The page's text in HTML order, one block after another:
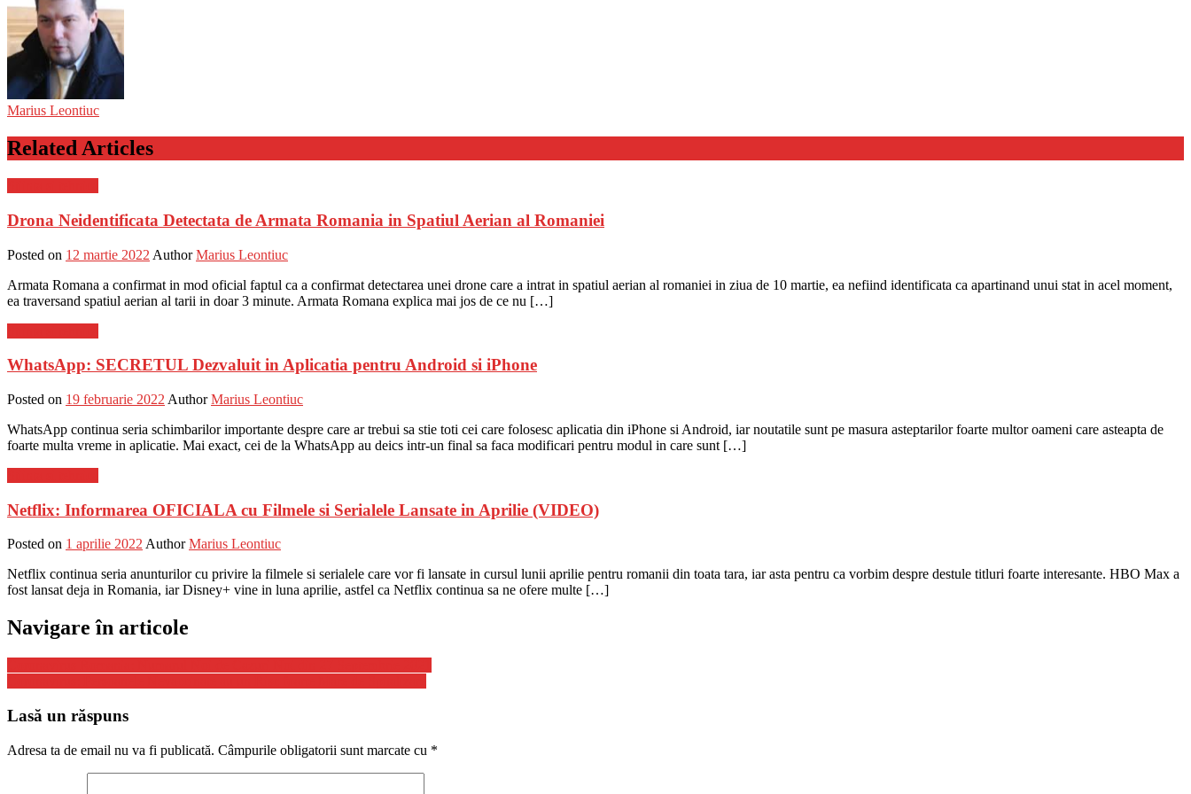
Marius Leontiuc
Related Articles
Drona Neidentificata Detectata de Armata Romania in Spatiul Aerian al Romaniei
Posted on 12 martie 2022 Author Marius Leontiuc
Armata Romana a confirmat in mod oficial faptul ca a confirmat detectarea unei drone care a intrat in spatiul aerian al romaniei in ziua de 10 martie, ea nefiind identificata ca apartinand unui stat in acel moment,
ea traversand spatiul aerian al tarii in doar 3 minute. Armata Romana explica mai jos de ce nu […]
WhatsApp: SECRETUL Dezvaluit in Aplicatia pentru Android si iPhone
Posted on 19 februarie 2022 Author Marius Leontiuc
WhatsApp continua seria schimbarilor importante despre care ar trebui sa stie toti cei care folosesc aplicatia din iPhone si Android, iar noutatile sunt pe masura asteptarilor foarte multor oameni care asteapta de
foarte multa vreme in aplicatie. Mai exact, cei de la WhatsApp au deics intr-un final sa faca modificari pentru modul in care sunt […]
Netflix: Informarea OFICIALA cu Filmele si Serialele Lansate in Aprilie (VIDEO)
Posted on 1 aprilie 2022Author Marius Leontiuc
Netflix continua seria anunturilor cu privire la filmele si serialele care vor fi lansate in cursul lunii aprilie pentru romanii din toata tara, iar asta pentru ca vorbim despre destule titluri foarte interesante. HBO Max a
fost lansat deja in Romania, iar Disney+ vine in luna aprilie, astfel ca Netflix continua sa ne ofere multe […]
Navigare în articole
Lasă un răspuns
Adresa ta de email nu va fi publicată. Câmpurile obligatorii sunt marcate cu *